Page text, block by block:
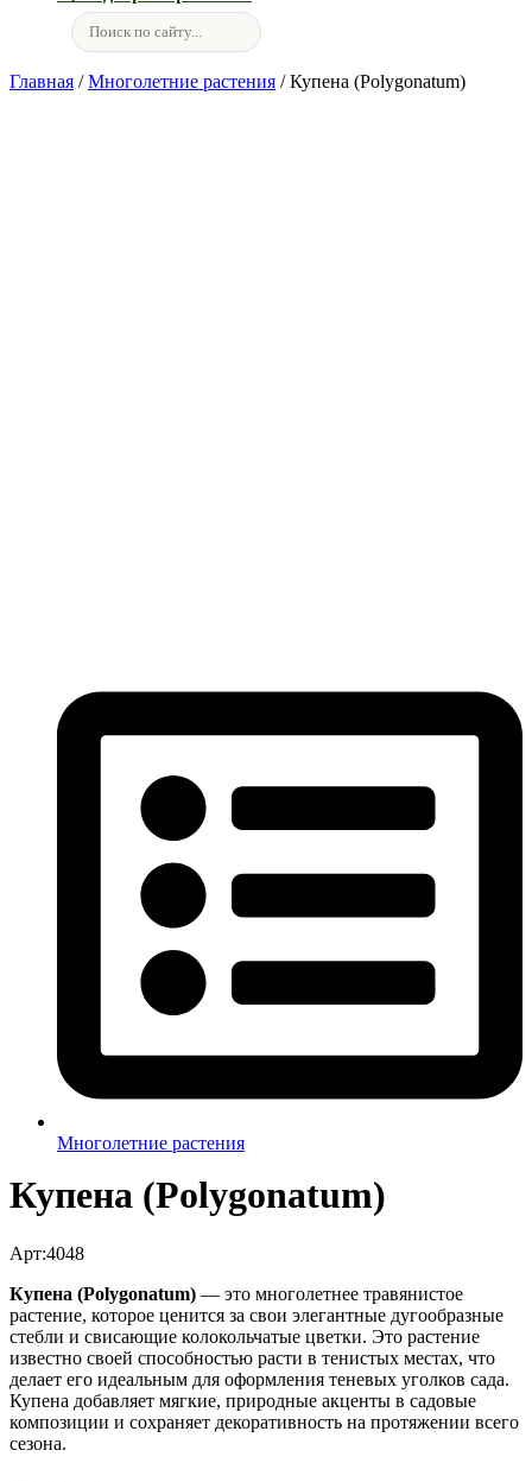
Главная /Многолетние растения / Купена (Polygonatum)
Многолетние растения
Купена (Polygonatum)
Арт:4048
Купена (Polygonatum) — это многолетнее травянистое
растение, которое ценится за свои элегантные дугообразные
стебли и свисающие колокольчатые цветки. Это растение
известно своей способностью расти в тенистых местах, что
делает его идеальным для оформления теневых уголков сада.
Купена добавляет мягкие, природные акценты в садовые
композиции и сохраняет декоративность на протяжении всего
сезона.